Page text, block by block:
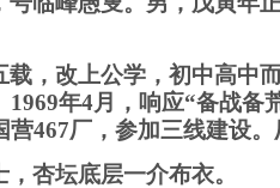
载，改上公学，初中高中
1969年4月， 响应“备战备
营467厂，参加三线建设
杏坛底层一介布衣。